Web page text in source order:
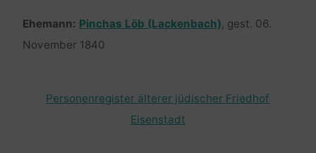
Ehemann: Pinchas Löb (Lackenbach), gest. 06.
November 1840
Personenregister älterer jüdischer Friedhof
Eisenstadt